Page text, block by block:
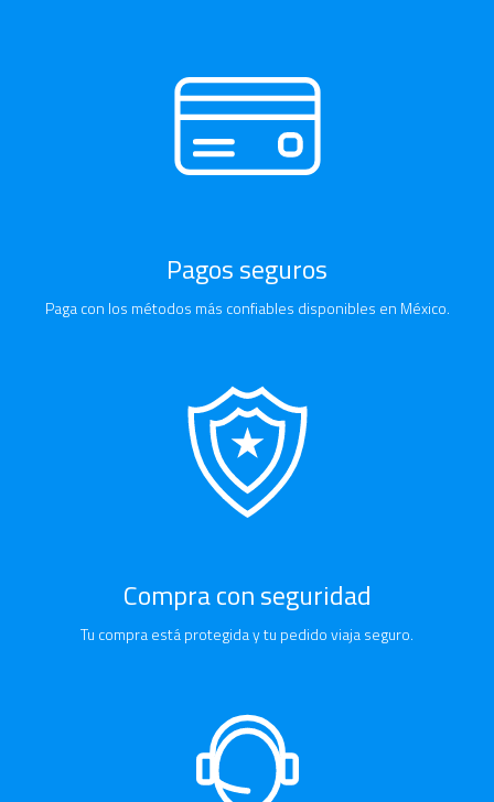
Pagos seguros
Paga con los métodos más confiables disponibles en México.
Compra con seguridad
Tu compra está protegida y tu pedido viaja seguro.